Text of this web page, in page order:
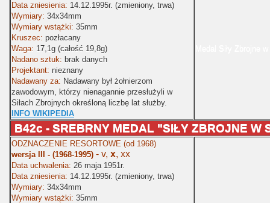
Data zniesienia: 14.12.1995r. (zmieniony, trwa)
Wymiary: 34x34mm
Wymiary wstążki: 35mm
Kruszec: pozłacany
Waga: 17,1g (całość 19,8g)
Nadano sztuk: brak danych
Projektant: nieznany
Nadawany za: Nadawany był żołnierzom
zawodowym, którzy nienagannie przesłużyli w
Siłach Zbrojnych określoną liczbę lat służby.
INFO WIKIPEDIA
B42c - SREBRNY MEDAL "SIŁY ZBROJNE W
ODZNACZENIE RESORTOWE (od 1968)
wersja III - (1968-1995) - v, x, xx
Data uchwalenia: 26 maja 1951r.
Data zniesienia: 14.12.1995r. (zmieniony, trwa)
Wymiary: 34x34mm
Wymiary wstążki: 35mm